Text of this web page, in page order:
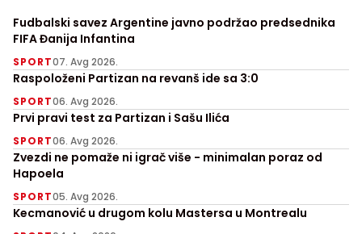
Fudbalski savez Argentine javno podržao predsednika
FIFA Đanija Infantina
SPORT07. Avg 2026.
Raspoloženi Partizan na revanš ide sa 3:0
SPORT06. Avg 2026.
Prvi pravi test za Partizan i Sašu Ilića
SPORT06. Avg 2026.
Zvezdi ne pomaže ni igrač više - minimalan poraz od
Hapoela
SPORT05. Avg 2026.
Kecmanović u drugom kolu Mastersa u Montrealu